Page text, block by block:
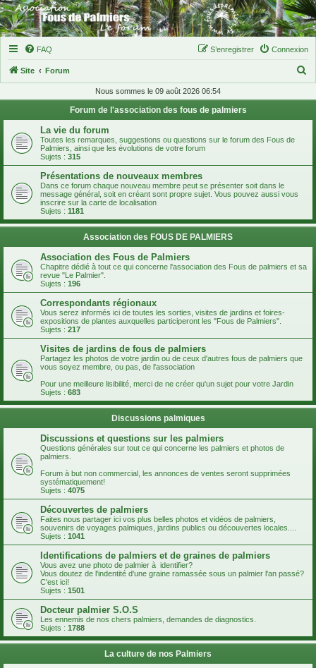
FAQ Connexion
S’enregistrer
Site Forum
h
r
Nous sommes le 09 août 2026 06:54
Forum de l'association des fous de palmiers
La vie du forum
Toutes les remarques, suggestions ou questions sur le forum des Fous de
Palmiers, ainsi que les évolutions de votre forum
Sujets : 315
Présentations de nouveaux membres
Dans ce forum chaque nouveau membre peut se présenter soit dans le
message général, soit en créant sont propre sujet. Vous pouvez aussi vous
inscrire sur la carte de localisation
Sujets : 1181
Association des FOUS DE PALMIERS
Association des Fous de Palmiers
Chapitre dédié à tout ce qui concerne l'association des Fous de palmiers et sa
revue "Le Palmier".
Sujets : 196
Correspondants régionaux
Vous serez informés ici de toutes les sorties, visites de jardins et foires-
expositions de plantes auxquelles participeront les "Fous de Palmiers".
Sujets : 217
Visites de jardins de fous de palmiers
Partagez les photos de votre jardin ou de ceux d'autres fous de palmiers que
vous soyez membre, ou pas, de l'association
Pour une meilleure lisibilité, merci de ne créer qu'un sujet pour votre Jardin
Sujets : 683
Discussions palmiques
Discussions et questions sur les palmiers
Questions générales sur tout ce qui concerne les palmiers et photos de
palmiers.
Forum à but non commercial, les annonces de ventes seront supprimées
systématiquement!
Sujets : 4075
Découvertes de palmiers
Faites nous partager ici vos plus belles photos et vidéos de palmiers,
souvenirs de voyages palmiques, jardins publics ou découvertes locales....
Sujets : 1041
Identifications de palmiers et de graines de palmiers
Vous avez une photo de palmier à identifier?
Vous doutez de l'indentité d'une graine ramassée sous un palmier l'an passé?
C'est ici!
Sujets : 1501
Docteur palmier S.O.S
Les ennemis de nos chers palmiers, demandes de diagnostics.
Sujets : 1788
La culture de nos Palmiers